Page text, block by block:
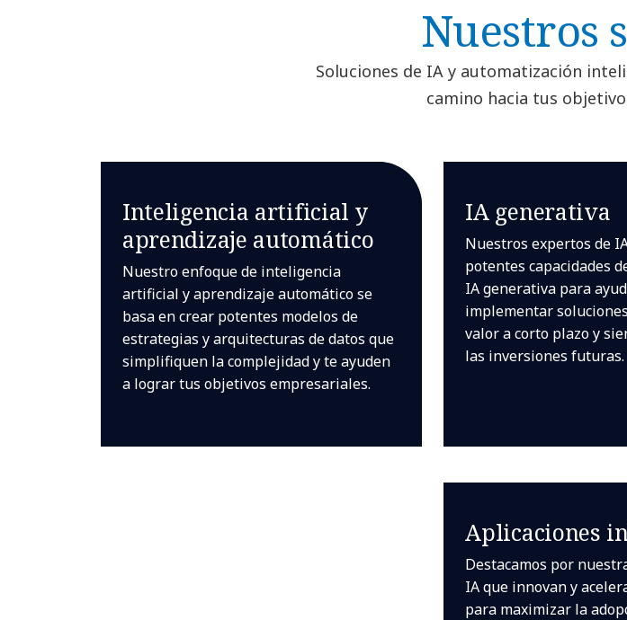
Nuestros
Soluciones de IA y automatización
camino hacia tus
Inteligencia artificial y
aprendizaje automático
Nuestro enfoque de inteligencia
artificial y aprendizaje automático se
basa en crear potentes modelos de
estrategias y arquitecturas de datos que
simplifiquen la complejidad y te ayuden
a lograr tus objetivos empresariales.
IA generativa
Nuestros expertos de
potentes capacidades
IA generativa para
implementar
valor a corto plazo y
las inversiones futuras.
Aplicaciones
Destacamos por
IA que innovan y
para maximizar la